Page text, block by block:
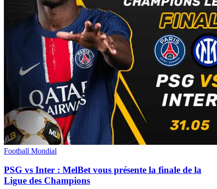
Football Mondial
PSG vs Inter : MelBet vous présente la finale de la
Ligue des Champions